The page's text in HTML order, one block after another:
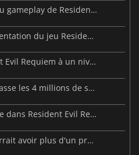
Capcom dévoile un nouveau gameplay de Resident Evil Requiem lors de la présentation de janvier
Capcom annonce une présentation du jeu Resident Evil Requiem
Path Tracing porte Resident Evil Requiem à un niveau supérieur
Resident Evil Requiem dépasse les 4 millions de souhaits sur Steam
Leon S. Kennedy est jouable dans Resident Evil Requiem
Resident Evil Requiem pourrait avoir plus d'un protagoniste